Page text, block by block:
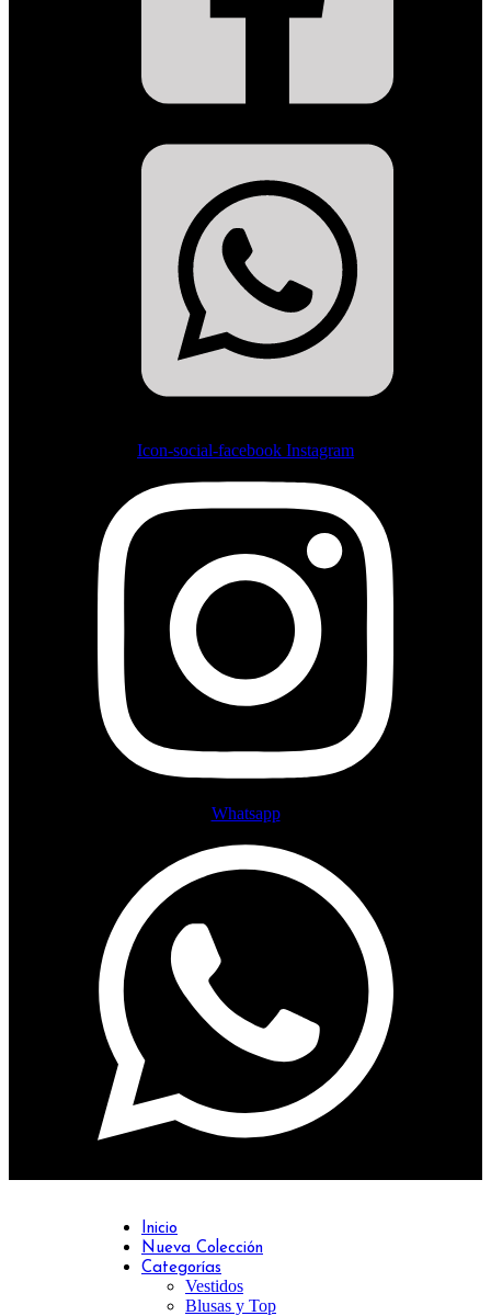
Icon-social-facebook Instagram
Whatsapp
Inicio
Nueva Colección
Categorías
Vestidos
Blusas y Top